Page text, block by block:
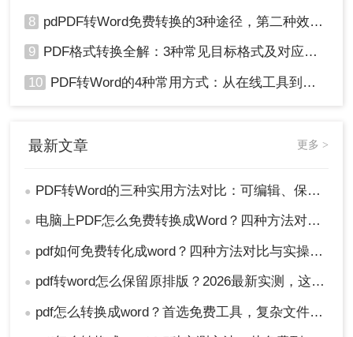
8 pdPDF转Word免费转换的3种途径，第二种效率最高！
9 PDF格式转换全解：3种常见目标格式及对应操作方法！
10 PDF转Word的4种常用方式：从在线工具到桌面软件全梳理！
最新文章 更多 >
● PDF转Word的三种实用方法对比：可编辑、保格式、避风险！
● 电脑上PDF怎么免费转换成Word？四种方法对比与实操指南（附详细表格）!
● pdf如何免费转化成word？四种方法对比与实操指南（附详细表格）
● pdf转word怎么保留原排版？2026最新实测，这5种方法从免费到专业全搞定！
● pdf怎么转换成word？首选免费工具，复杂文件再上专业软件！